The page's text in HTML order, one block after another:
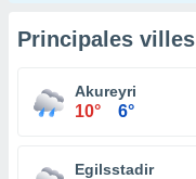
Principales villes
Akureyri
10° 6°
Egilsstadir